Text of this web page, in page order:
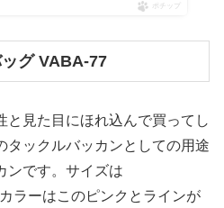
ポチップ
グ VABA-77
と見た目にほれ込んで買ってし
タックルバッカンとしての用途
ンです。サイズは
ラーはこのピンクとラインが